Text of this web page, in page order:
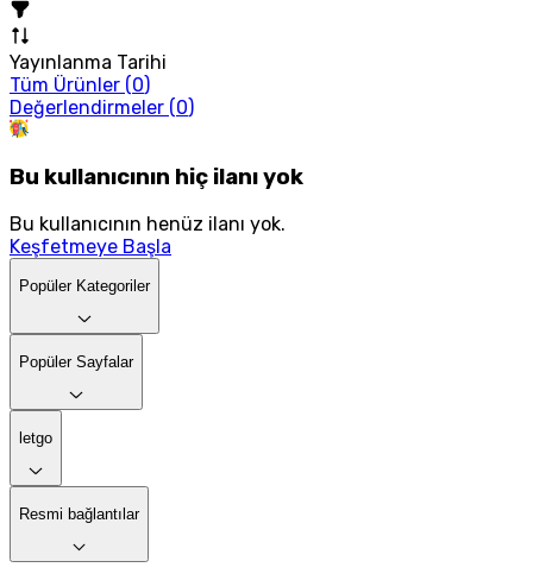
Yayınlanma Tarihi
Tüm Ürünler (0)
Değerlendirmeler (0)
Bu kullanıcının hiç ilanı yok
Bu kullanıcının henüz ilanı yok.
Keşfetmeye Başla
Popüler Kategoriler
Popüler Sayfalar
letgo
Resmi bağlantılar